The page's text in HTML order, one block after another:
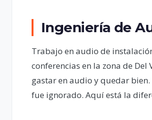
Ingeniería de
Trabajo en audio de
conferencias en la zona de Del
gastar en audio y quedar
fue ignorado. Aquí está la